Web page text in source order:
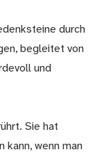
durch
begleitet von
und
Sie hat
kann, wenn man